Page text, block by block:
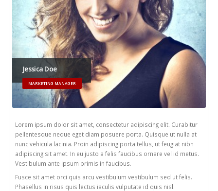
Jessica Doe
MARKETING MANAGER
Lorem ipsum dolor sit amet, consectetur adipiscing elit. Curabitur
pellentesque neque eget diam posuere porta. Quisque ut nulla at
nunc vehicula lacinia. Proin adipiscing porta tellus, ut feugiat nibh
adipiscing sit amet. In eu justo a felis faucibus ornare vel id metus.
Vestibulum ante ipsum primis in faucibus.
Fusce sit amet orci quis arcu vestibulum vestibulum sed ut felis.
Phasellus in risus quis lectus iaculis vulputate id quis nisl.